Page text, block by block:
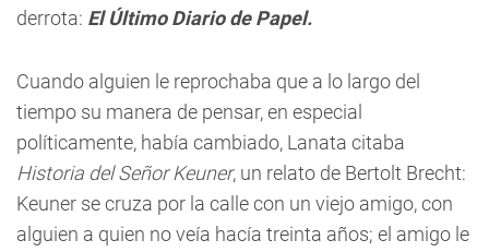
derrota: El Último Diario de Papel.
Cuando alguien le reprochaba que a lo largo del
tiempo su manera de pensar, en especial
políticamente, había cambiado, Lanata citaba
Historia del Señor Keuner, un relato de Bertolt Brecht:
Keuner se cruza por la calle con un viejo amigo, con
alguien a quien no veía hacía treinta años; el amigo le